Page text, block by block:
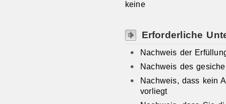
keine
Erforderliche
Nachweis der
Nachweis des
Nachweis, dass kein
vorliegt